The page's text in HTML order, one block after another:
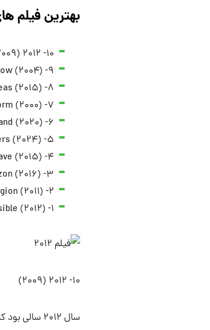
بهترین فیلم های ۲۵ سال اخیر در مورد فجایع
۱۰- ۲۰۱۲ (۲۰۰۹)
۹- The Day After Tomorrow (۲۰۰۴)
۸- San Andreas (۲۰۱۵)
۷- The Perfect Storm (۲۰۰۰)
۶- Greenland (۲۰۲۰)
۵- Twisters (۲۰۲۴)
۴- The Wave (۲۰۱۵)
۳- Deepwater Horizon (۲۰۱۶)
۲- Contagion (۲۰۱۱)
۱- The Impossible (۲۰۱۲)
۱۰- ۲۰۱۲ (۲۰۰۹)
سال ۲۰۱۲